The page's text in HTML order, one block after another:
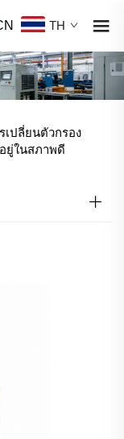
TH
เปลี่ยนตัวกรอง
ยู่ในสภาพดี